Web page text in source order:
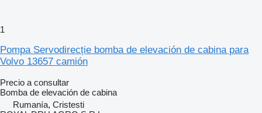
1
Pompa Servodirecție bomba de elevación de cabina para
Volvo 13657 camión
Precio a consultar
Bomba de elevación de cabina
Rumanía, Cristesti